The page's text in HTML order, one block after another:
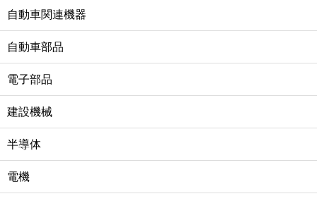
自動車関連機器
自動車部品
電子部品
建設機械
半導体
電機